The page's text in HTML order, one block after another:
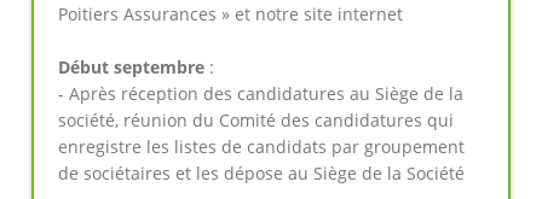
Poitiers Assurances » et notre site internet
Début septembre :
- Après réception des candidatures au Siège de la
société, réunion du Comité des candidatures qui
enregistre les listes de candidats par groupement
de sociétaires et les dépose au Siège de la Société